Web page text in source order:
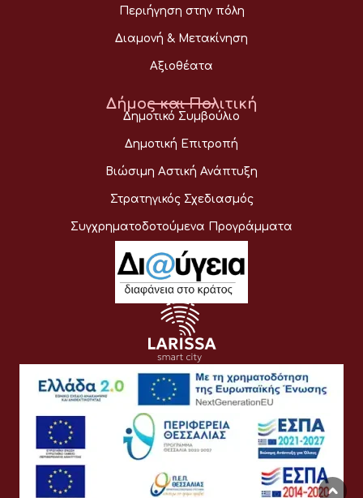
Περιήγηση στην πόλη
Διαμονή & Μετακίνηση
Αξιοθέατα
Δήμος και Πολιτική
Δημοτικό Συμβούλιο
Δημοτική Επιτροπή
Βιώσιμη Αστική Ανάπτυξη
Στρατηγικός Σχεδιασμός
Συγχρηματοδοτούμενα Προγράμματα